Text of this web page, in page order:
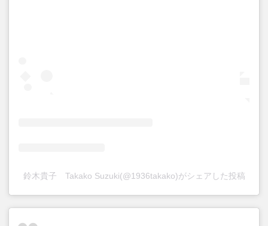
鈴木貴子 Takako Suzuki(@1936takako)がシェアした投稿